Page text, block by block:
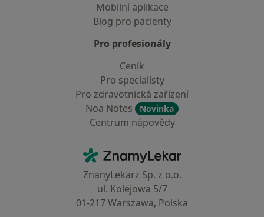
Mobilní aplikace
Blog pro pacienty
Pro profesionály
Ceník
Pro specialisty
Pro zdravotnická zařízení
Noa Notes
Novinka
Centrum nápovědy
ZnamyLekar - Hlavní stránka
ZnanyLekarz Sp. z o.o.
ul. Kolejowa 5/7
01-217 Warszawa, Polska